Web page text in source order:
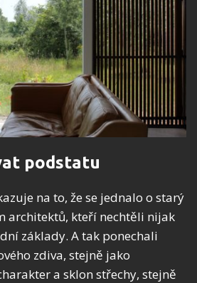
podstatu
na to, že se jednalo o starý
architektů, kteří nechtěli nijak
základy. A tak ponechali
zdiva, stejně jako
a sklon střechy, stejně